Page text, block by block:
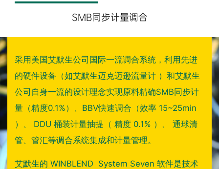
SMB同步计量调合
采用美国艾默生公司国际一流调合系统，利用先进
的硬件设备（如艾默生迈克迈逊流量计 ）和艾默生
公司自身一流的设计理念实现原料精确SMB同步计
量（精度0.1%）、BBV快速调合（效率 15~25min
）、 DDU 桶装计量抽提（ 精度 0.1% ）、 通球清
管、管汇等调合系统集成和计量管理。
艾默生的 WINBLEND System Seven 软件是技术